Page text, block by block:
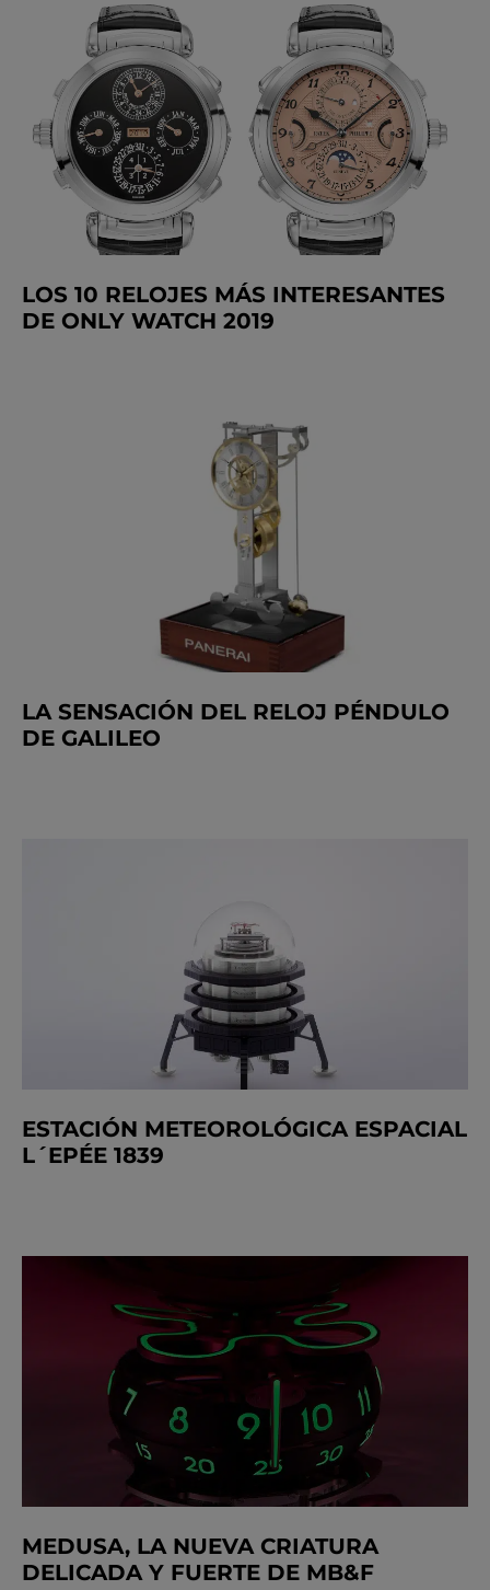
LOS 10 RELOJES MÁS INTERESANTES
DE ONLY WATCH 2019
LA SENSACIÓN DEL RELOJ PÉNDULO
DE GALILEO
ESTACIÓN METEOROLÓGICA ESPACIAL
L´EPÉE 1839
MEDUSA, LA NUEVA CRIATURA
DELICADA Y FUERTE DE MB&F